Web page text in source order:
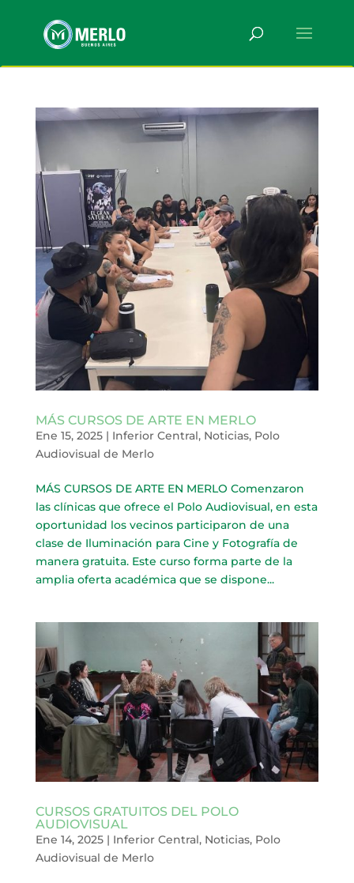
MÁS CURSOS DE ARTE EN MERLO
Ene 15, 2025| Inferior Central, Noticias, Polo
Audiovisual de Merlo
MÁS CURSOS DE ARTE EN MERLO Comenzaron
las clínicas que ofrece el Polo Audiovisual, en esta
oportunidad los vecinos participaron de una
clase de Iluminación para Cine y Fotografía de
manera gratuita. Este curso forma parte de la
amplia oferta académica que se dispone...
CURSOS GRATUITOS DEL POLO
AUDIOVISUAL
Ene 14, 2025| Inferior Central, Noticias, Polo
Audiovisual de Merlo